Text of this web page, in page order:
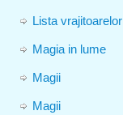
Lista vrajitoarelor
Magia in lume
Magii
Magii